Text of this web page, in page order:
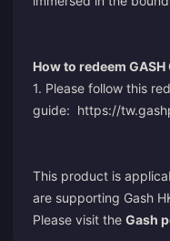
How to redeem
1. Please follow this
guide: https://
This product is
are supporting Gash
Please visit the Gash